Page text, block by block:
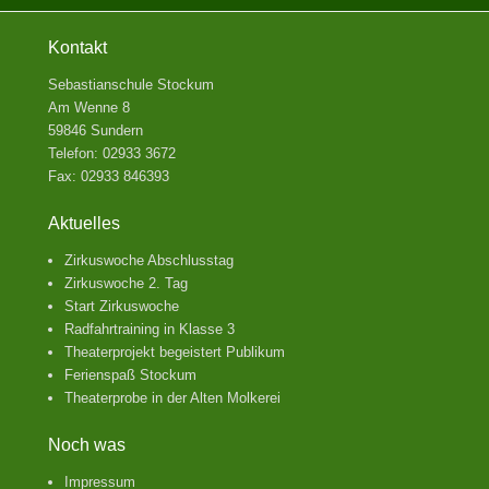
Kontakt
Sebastianschule Stockum
Am Wenne 8
59846 Sundern
Telefon: 02933 3672
Fax: 02933 846393
Aktuelles
Zirkuswoche Abschlusstag
Zirkuswoche 2. Tag
Start Zirkuswoche
Radfahrtraining in Klasse 3
Theaterprojekt begeistert Publikum
Ferienspaß Stockum
Theaterprobe in der Alten Molkerei
Noch was
Impressum